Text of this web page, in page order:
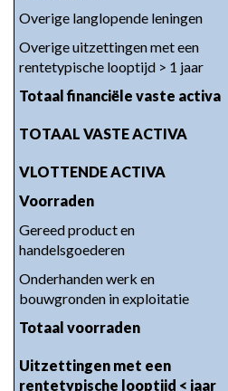
Overige langlopende leningen
Overige uitzettingen met een
rentetypische looptijd > 1 jaar
Totaal financiële vaste activa
TOTAAL VASTE ACTIVA
VLOTTENDE ACTIVA
Voorraden
Gereed product en
handelsgoederen
Onderhanden werk en
bouwgronden in exploitatie
Totaal voorraden
Uitzettingen met een
rentetypische looptijd < jaar